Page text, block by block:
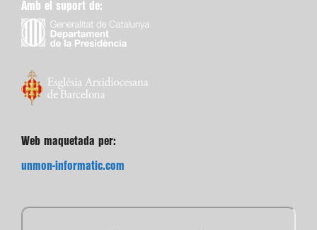
Amb el suport de:
Web maquetada per:
unmon-informatic.com